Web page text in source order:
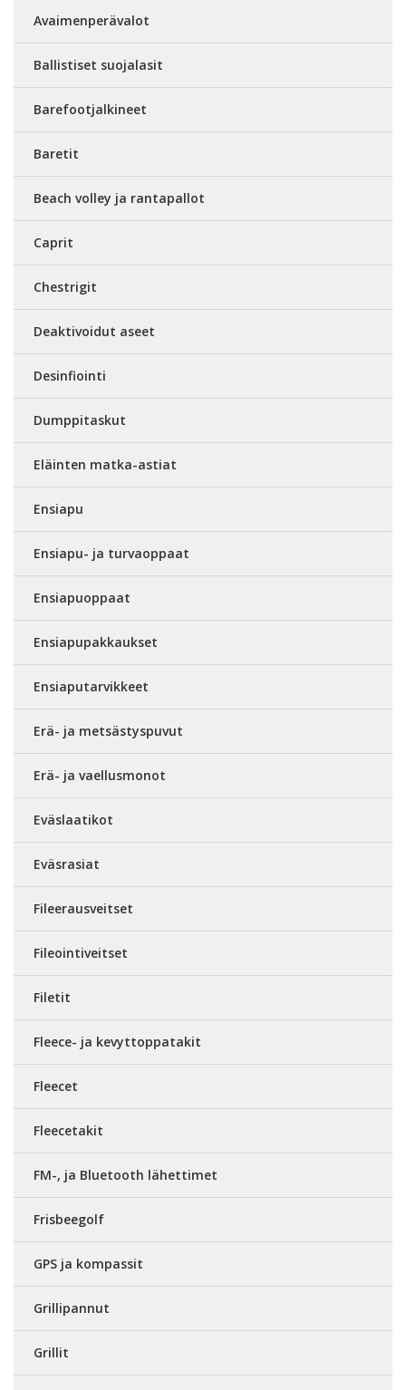
Avaimenperävalot
Ballistiset suojalasit
Barefootjalkineet
Baretit
Beach volley ja rantapallot
Caprit
Chestrigit
Deaktivoidut aseet
Desinfiointi
Dumppitaskut
Eläinten matka-astiat
Ensiapu
Ensiapu- ja turvaoppaat
Ensiapuoppaat
Ensiapupakkaukset
Ensiaputarvikkeet
Erä- ja metsästyspuvut
Erä- ja vaellusmonot
Eväslaatikot
Eväsrasiat
Fileerausveitset
Fileointiveitset
Filetit
Fleece- ja kevyttoppatakit
Fleecet
Fleecetakit
FM-, ja Bluetooth lähettimet
Frisbeegolf
GPS ja kompassit
Grillipannut
Grillit